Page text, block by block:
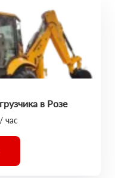
в Розе
час